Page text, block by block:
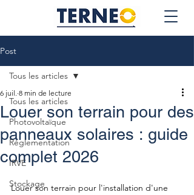
Post
Tous les articles
Photovoltaïque
Réglementation
IRVE
Stockage
Tous les articles
Louer son terrain pour des
panneaux solaires : guide
complet 2026
6 juil. 8 min de lecture
Louer son terrain pour l'installation d'une